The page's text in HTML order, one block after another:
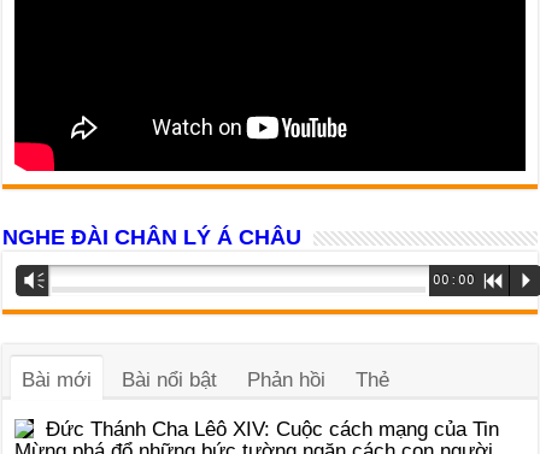
NGHE ĐÀI CHÂN LÝ Á CHÂU
Trình
phát
âm
Vm 00:00 R P
Bài mới Bài nổi bật Phản hồi Thẻ
Đức Thánh Cha Lêô XIV: Cuộc cách mạng của Tin